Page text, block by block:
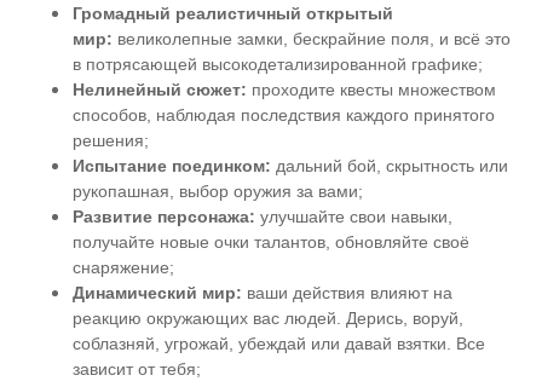
Громадный реалистичный открытый
мир: великолепные замки, бескрайние поля, и всё это
в потрясающей высокодетализированной графике;
Нелинейный сюжет: проходите квесты множеством
способов, наблюдая последствия каждого принятого
решения;
Испытание поединком: дальний бой, скрытность или
рукопашная, выбор оружия за вами;
Развитие персонажа: улучшайте свои навыки,
получайте новые очки талантов, обновляйте своё
снаряжение;
Динамический мир: ваши действия влияют на
реакцию окружающих вас людей. Дерись, воруй,
соблазняй, угрожай, убеждай или давай взятки. Все
зависит от тебя;